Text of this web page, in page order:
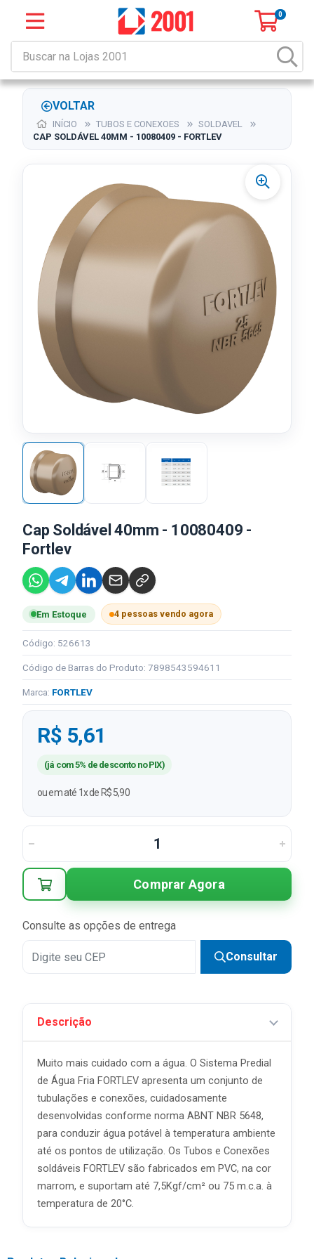
0
VOLTAR
INÍCIO TUBOS E CONEXOES
SOLDAVEL
CAP SOLDÁVEL 40MM - 10080409 - FORTLEV
Cap Soldável 40mm - 10080409 -
Fortlev
Em Estoque 4 pessoas vendo agora
Código: 526613
Código de Barras do Produto: 7898543594611
Marca: FORTLEV
R$ 5,61
(já com 5% de desconto no PIX)
ou em até 1x de R$ 5,90
Comprar Agora
Consulte as opções de entrega
Consultar
Descrição
Muito mais cuidado com a água. O Sistema Predial
de Água Fria FORTLEV apresenta um conjunto de
tubulações e conexões, cuidadosamente
desenvolvidas conforme norma ABNT NBR 5648,
para conduzir água potável à temperatura ambiente
até os pontos de utilização. Os Tubos e Conexões
soldáveis FORTLEV são fabricados em PVC, na cor
marrom, e suportam até 7,5Kgf/cm² ou 75 m.c.a. à
temperatura de 20°C.